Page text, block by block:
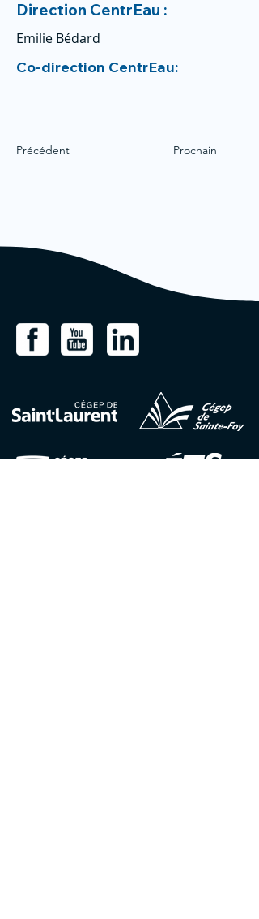
Direction CentrEau :
Emilie Bédard
Co-direction CentrEau:
Précédent Prochain